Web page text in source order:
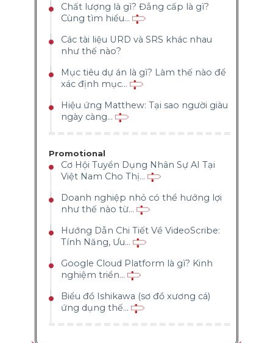
Chất lượng là gì? Đẳng cấp là gì?
Cùng tìm hiểu...
Các tài liệu URD và SRS khác nhau
như thế nào?
Mục tiêu dự án là gì? Làm thế nào để
xác định mục...
Hiệu ứng Matthew: Tại sao người giàu
ngày càng...
Promotional
Cơ Hội Tuyển Dụng Nhân Sự AI Tại
Việt Nam Cho Thị...
Doanh nghiệp nhỏ có thể hưởng lợi
như thế nào từ...
Hướng Dẫn Chi Tiết Về VideoScribe:
Tính Năng, Ưu...
Google Cloud Platform là gì? Kinh
nghiệm triển...
Biểu đồ Ishikawa (sơ đồ xương cá)
ứng dụng thế...